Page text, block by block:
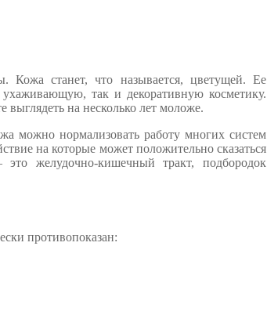
Кожа станет, что называется, цветущей. Ее
ухаживающую, так и декоративную косметику.
выглядеть на несколько лет моложе.
можно нормализовать работу многих систем
на которые может положительно сказаться
желудочно-кишечный тракт, подбородок
противопоказан: